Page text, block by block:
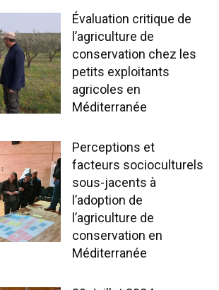
Évaluation critique de
l’agriculture de
conservation chez les
petits exploitants
agricoles en
Méditerranée
Perceptions et
facteurs socioculturels
sous-jacents à
l’adoption de
l’agriculture de
conservation en
Méditerranée